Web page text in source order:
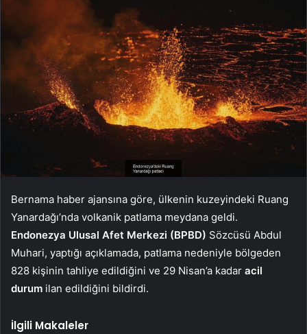
Bernama haber ajansına göre, ülkenin kuzeyindeki Ruang
Yanardağı’nda volkanik patlama meydana geldi.
Endonezya Ulusal Afet Merkezi (BPBD) Sözcüsü Abdul
Muhari, yaptığı açıklamada, patlama nedeniyle bölgeden
828 kişinin tahliye edildiğini ve 29 Nisan’a kadar acil
durum ilan edildiğini bildirdi.
İlgili Makaleler